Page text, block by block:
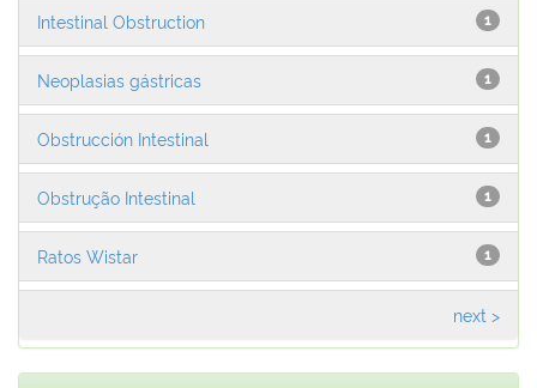
1
Intestinal Obstruction
1
Neoplasias gástricas
1
Obstrucción Intestinal
1
Obstrução Intestinal
1
Ratos Wistar
next >